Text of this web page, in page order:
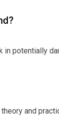
in potentially
and